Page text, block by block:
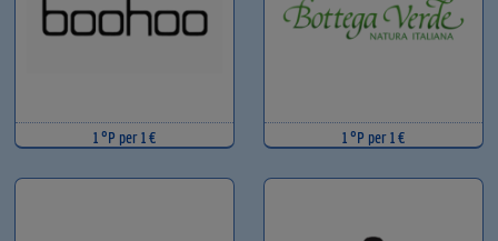
1 °P per 1 € 1 °P per 1 €